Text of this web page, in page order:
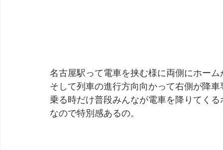
名古屋駅って電車を挟む様に両側にホー
そして列車の進行方向向かって右側が降
乗る時だけ普段みんなが電車を降りてく
なので特別感あるの。